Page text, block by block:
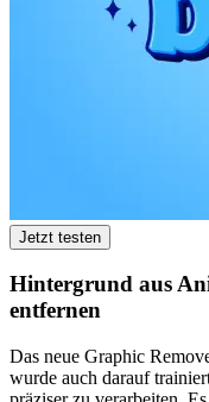
Jetzt testen
Hintergrund aus
entfernen
Das neue Graphic
wurde auch darauf